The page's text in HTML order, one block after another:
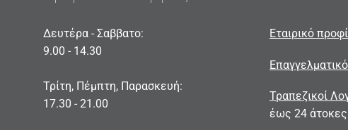
Δευτέρα - Σαββατο:
9.00 - 14.30
Τρίτη, Πέμπτη, Παρασκευή:
17.30 - 21.00
Εταιρικό
Τραπεζικοί
έως 24 άτοκες